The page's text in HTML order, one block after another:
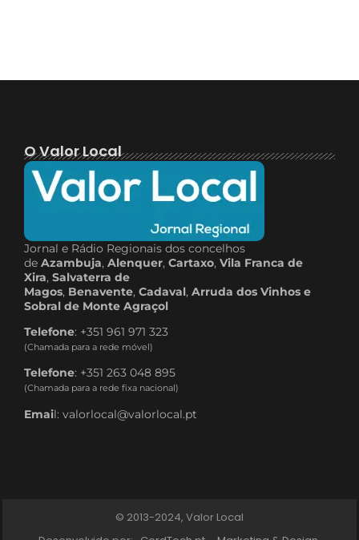
O Valor Local
Jornal e Rádio Regionais dos concelhos
de Azambuja, Alenquer, Cartaxo, Vila Franca de
Xira, Salvaterra de
Magos, Benavente, Cadaval, Arruda dos Vinhos e
Sobral de Monte Agraçol
Telefone: +351 961 971 323
(Chamada para a rede móvel)
Telefone: +351 263 048 895
(Chamada para a rede fixa nacional)
Email: valorlocal@valorlocal.pt
© 2013-2024, Valor Local